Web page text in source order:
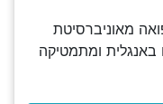
מאוניברסיטת
באנגלית ומתמטיקה